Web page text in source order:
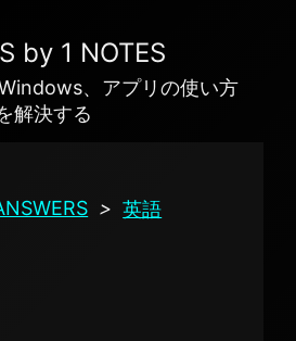
by 1 NOTES
、アプリの使い方
解決する
> 英語